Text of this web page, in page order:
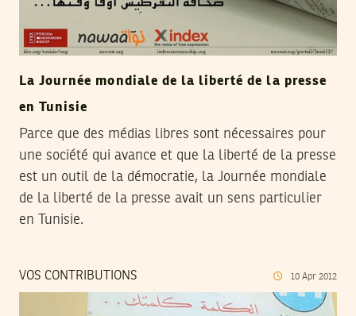
La Journée mondiale de la liberté de la presse
en Tunisie
Parce que des médias libres sont nécessaires pour
une société qui avance et que la liberté de la presse
est un outil de la démocratie, la Journée mondiale
de la liberté de la presse avait un sens particulier
en Tunisie.
VOS CONTRIBUTIONS 10 Apr 2012